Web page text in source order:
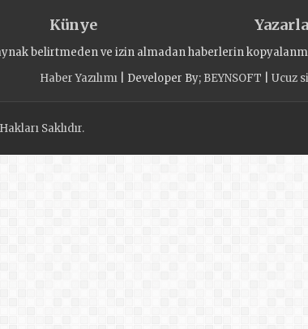
Künye
belirtmeden ve izin almadan haberlerin
Haber Yazılımı| Developer By; BEYNSOFT Ucuz
Saklıdır.